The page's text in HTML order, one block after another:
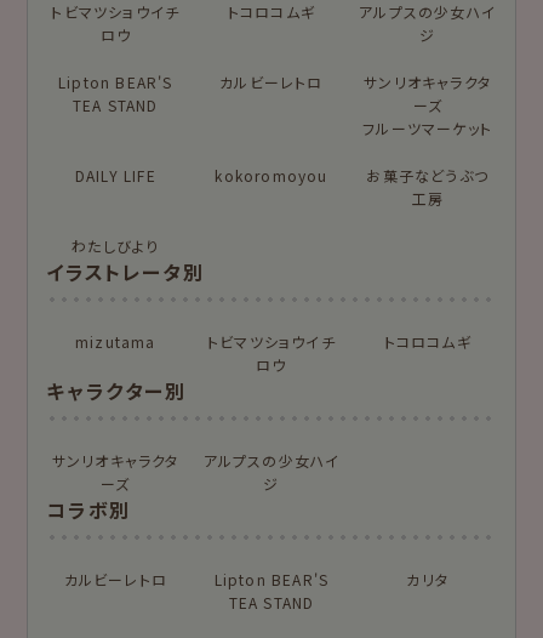
アイテム別
そえぶみ箋 遊び箋
おりがみ小箱
ニコイチmemo
チョキチョキペーパ
箋・封筒
柄紙・ラッピング
フルカワはんこの商品を見る スタンプパッドの商品を見る
トビマツショウイチ
ロウ
トコロコムギ
アルプスの少女ハイ
ジ
Lipton BEAR'S
TEA STAND
カルビーレトロ
サンリオキャラクタ
ーズ
フルーツマーケット
DAILY LIFE kokoromoyou
お菓子などうぶつ
工房
わたしびより
イラストレータ別
mizutama
トビマツショウイチ
ロウ
トコロコムギ
キャラクター別
サンリオキャラクタ
ーズ
アルプスの少女ハイ
ジ
コラボ別
カルビーレトロ
Lipton BEAR'S
TEA STAND
カリタ